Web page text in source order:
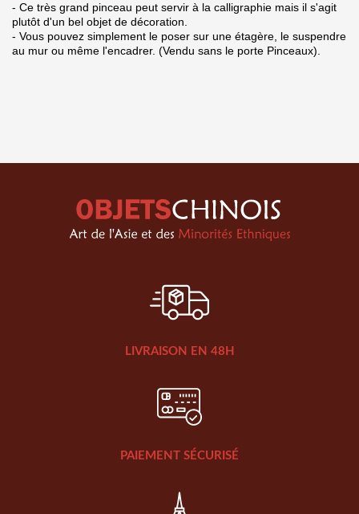
- Ce très grand pinceau peut servir à la calligraphie mais il s'agit
plutôt d'un bel objet de décoration.
- Vous pouvez simplement le poser sur une étagère, le suspendre
au mur ou même l'encadrer. (Vendu sans le porte Pinceaux).
LIVRAISON EN 48H
PAIEMENT SÉCURISÉ